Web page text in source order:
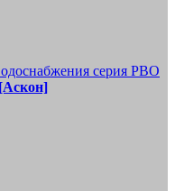
серия РВО
[Аскон]